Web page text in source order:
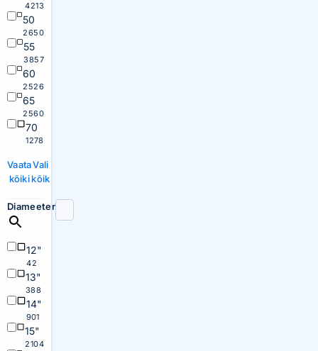
4213
50
2650
55
3857
60
2526
65
2560
70
1278
Vaata
kõiki
Vali
kõik
Diameeter
12"
42
13"
388
14"
901
15"
2104